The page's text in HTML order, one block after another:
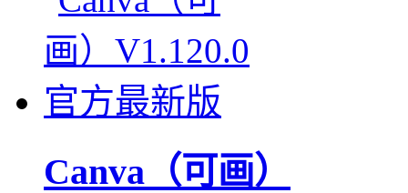
Canva（可画）